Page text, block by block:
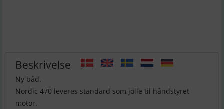
Beskrivelse
Ny båd.
Nordic 470 leveres standard som jolle til håndstyret
motor.